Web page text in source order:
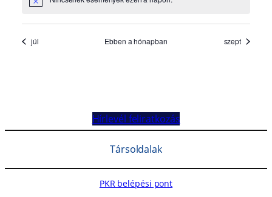
Hírlevél feliratkozás
Társoldalak
PKR belépési pont